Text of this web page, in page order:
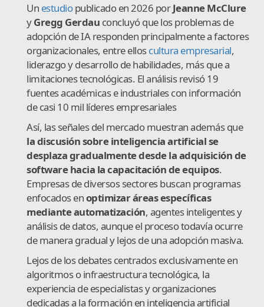
Un estudiopublicado en 2026 porJeanne McClure
yGregg Gerdau concluyó que los problemas de
adopción de IA responden principalmente a factores
organizacionales, entre elloscultura empresarial,
liderazgo y desarrollo de habilidades, más que a
limitaciones tecnológicas. El análisis revisó 19
fuentes académicas e industriales con información
de casi 10 mil líderes empresariales
Así, las señales del mercado muestran además que
la discusión sobre inteligencia artificial se
desplaza gradualmente desde la adquisición de
software hacia la capacitación de equipos.
Empresas de diversos sectores buscan programas
enfocados enoptimizar áreas específicas
mediante automatización, agentes inteligentes y
análisis de datos, aunque el proceso todavía ocurre
de manera gradual y lejos de una adopción masiva.
Lejos de los debates centrados exclusivamente en
algoritmos o infraestructura tecnológica, la
experiencia de especialistas y organizaciones
dedicadas a la formación en inteligencia artificial